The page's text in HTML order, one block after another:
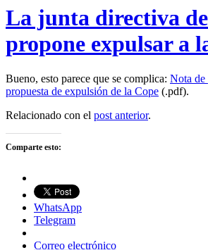
La junta directiva
propone expulsar a
Bueno, esto parece que se complica: Nota de
propuesta de expulsión de la Cope (.pdf).
Relacionado con el post anterior.
Comparte esto:
WhatsApp
Telegram
Correo electrónico